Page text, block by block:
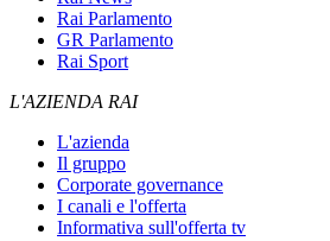
Rai Parlamento
GR Parlamento
Rai Sport
L'AZIENDA RAI
L'azienda
Il gruppo
Corporate governance
I canali e l'offerta
Informativa sull'offerta tv